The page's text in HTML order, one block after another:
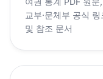
교부·문체부 공식 링
및 참조 문서